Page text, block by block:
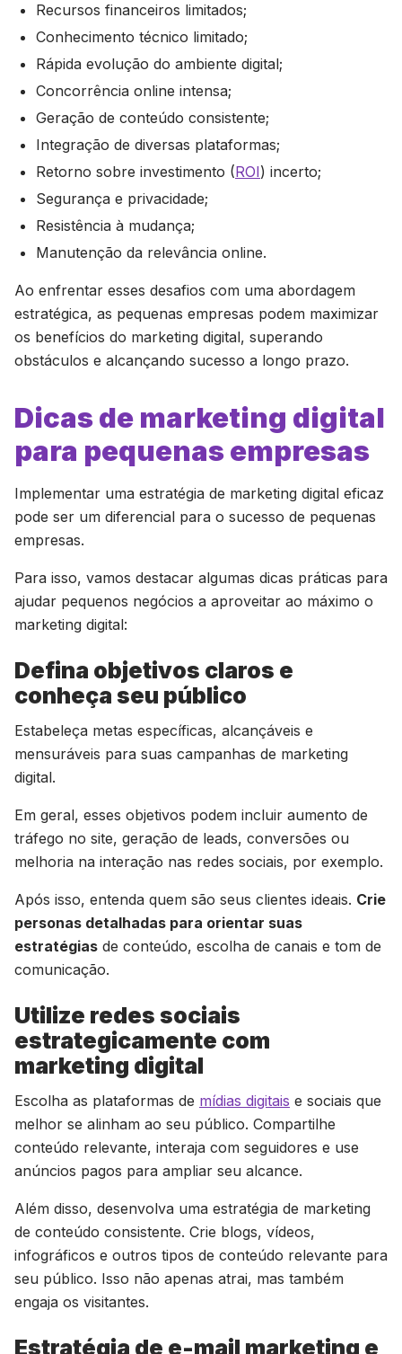
Recursos financeiros limitados;
Conhecimento técnico limitado;
Rápida evolução do ambiente digital;
Concorrência online intensa;
Geração de conteúdo consistente;
Integração de diversas plataformas;
Retorno sobre investimento (ROI) incerto;
Segurança e privacidade;
Resistência à mudança;
Manutenção da relevância online.
Ao enfrentar esses desafios com uma abordagem
estratégica, as pequenas empresas podem maximizar
os benefícios do marketing digital, superando
obstáculos e alcançando sucesso a longo prazo.
Dicas de marketing digital
para pequenas empresas
Implementar uma estratégia de marketing digital eficaz
pode ser um diferencial para o sucesso de pequenas
empresas.
Para isso, vamos destacar algumas dicas práticas para
ajudar pequenos negócios a aproveitar ao máximo o
marketing digital:
Defina objetivos claros e
conheça seu público
Estabeleça metas específicas, alcançáveis e
mensuráveis para suas campanhas de marketing
digital.
Em geral, esses objetivos podem incluir aumento de
tráfego no site, geração de leads, conversões ou
melhoria na interação nas redes sociais, por exemplo.
Após isso, entenda quem são seus clientes ideais. Crie
personas detalhadas para orientar suas
estratégias de conteúdo, escolha de canais e tom de
comunicação.
Utilize redes sociais
estrategicamente com
marketing digital
Escolha as plataformas de mídias digitais e sociais que
melhor se alinham ao seu público. Compartilhe
conteúdo relevante, interaja com seguidores e use
anúncios pagos para ampliar seu alcance.
Além disso, desenvolva uma estratégia de marketing
de conteúdo consistente. Crie blogs, vídeos,
infográficos e outros tipos de conteúdo relevante para
seu público. Isso não apenas atrai, mas também
engaja os visitantes.
Estratégia de e-mail marketing e